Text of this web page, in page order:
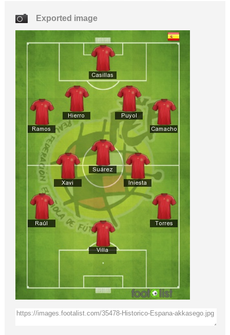
Exported image